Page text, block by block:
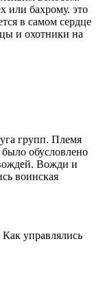
или бахрому. это
в самом сердце
и охотники на
групп. Племя
обусловлено
Вожди и
воинская
управлялись